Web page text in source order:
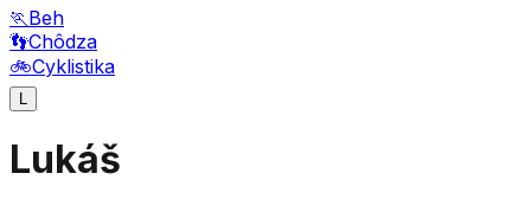
🏃Beh
👣Chôdza
🚲Cyklistika
L
Lukáš